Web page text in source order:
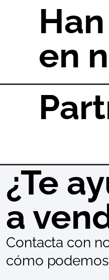
en
¿Te
a
Contacta con
cómo